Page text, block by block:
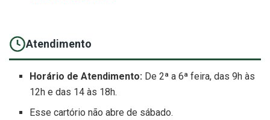
Atendimento
Horário de Atendimento: De 2ª a 6ª feira, das 9h às
12h e das 14 às 18h.
Esse cartório não abre de sábado.